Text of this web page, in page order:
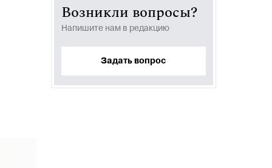
Возникли вопросы?
Напишите нам в редакцию
Задать вопрос